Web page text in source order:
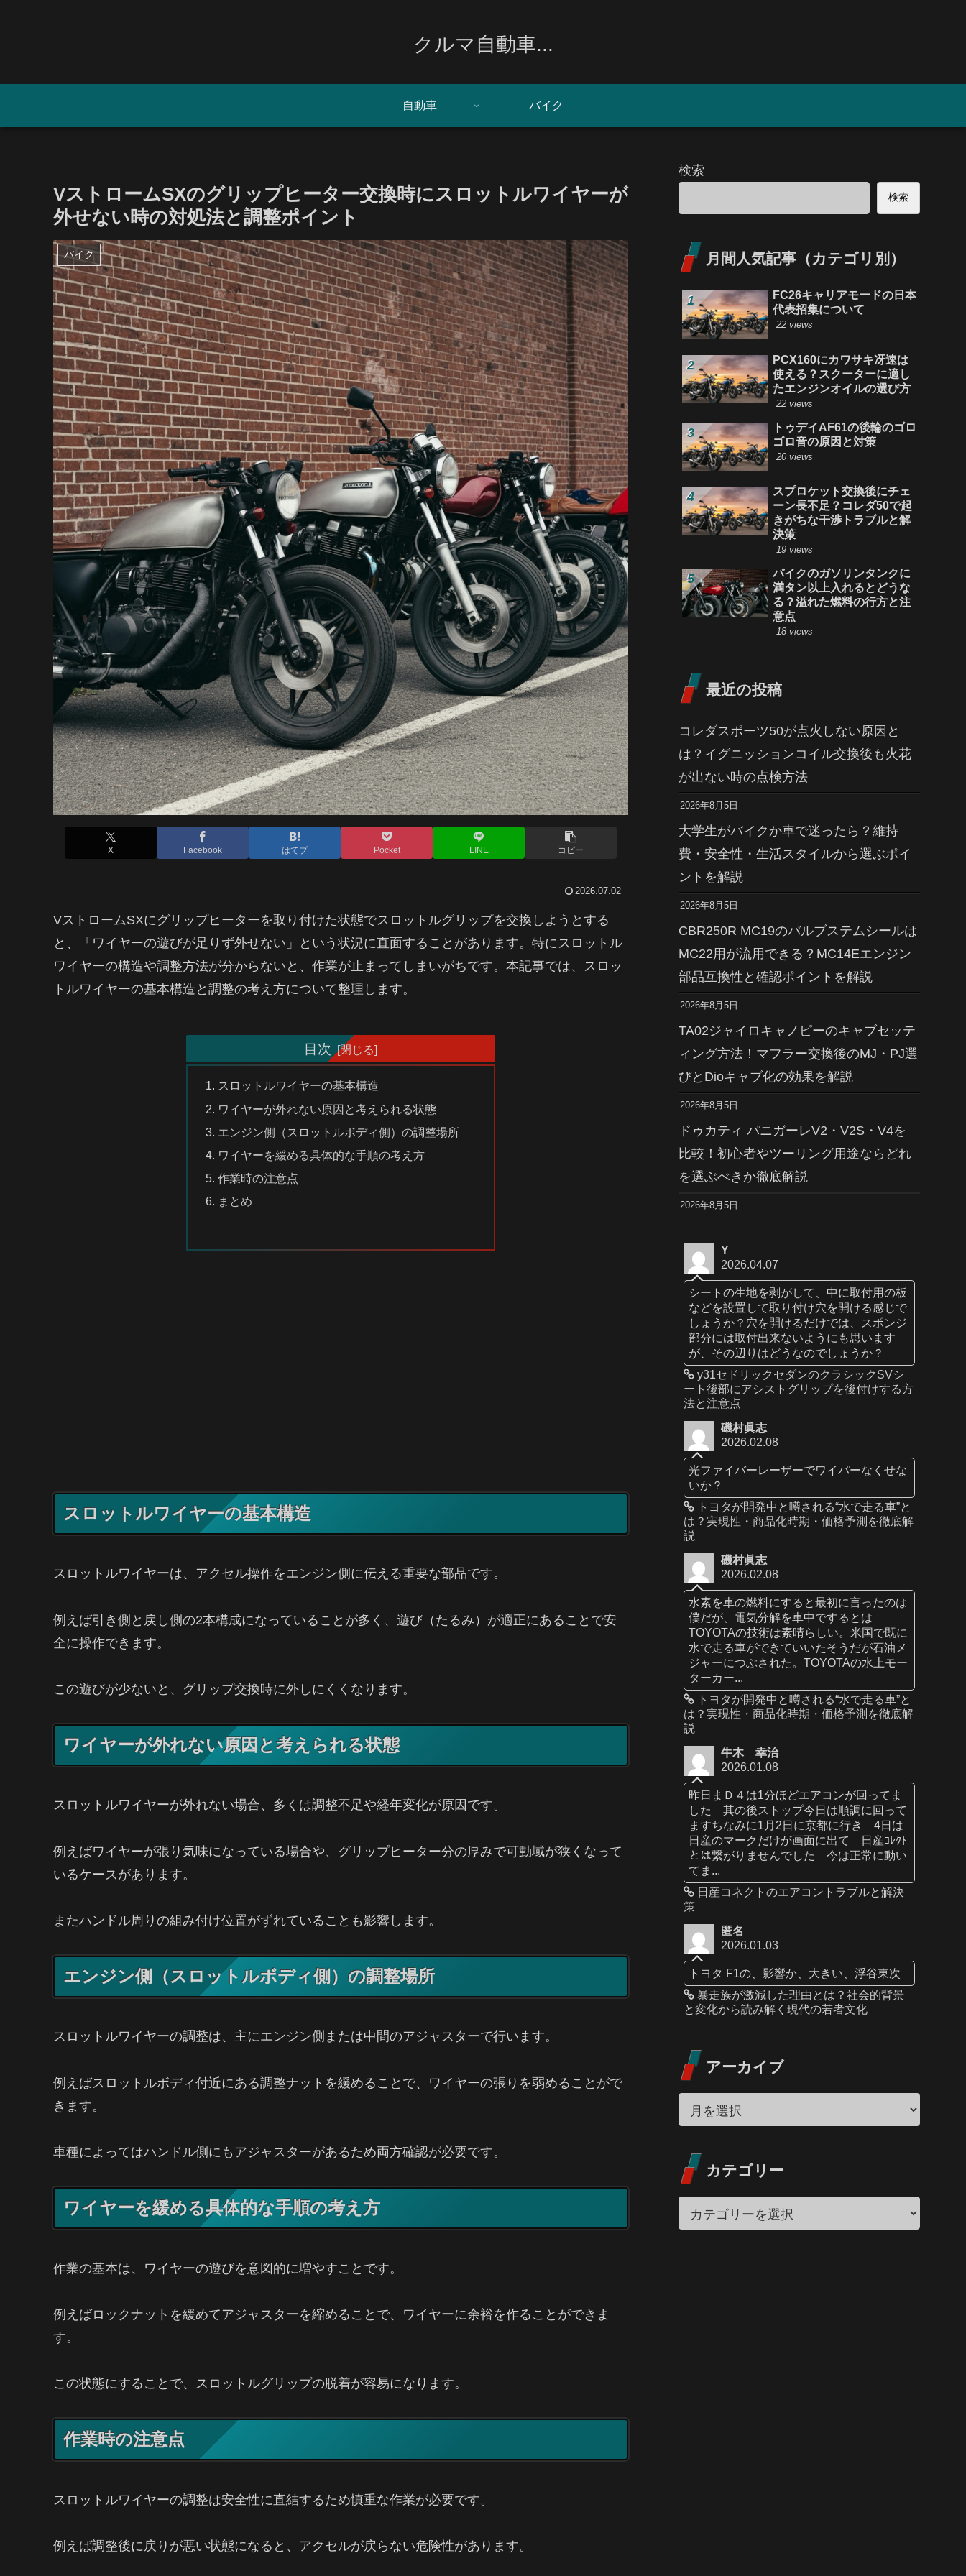
クルマ自動車...
自動車 バイク
VストロームSXのグリップヒーター交換時にスロットルワイヤーが
外せない時の対処法と調整ポイント
バイク
X Facebook はてブ Pocket LINE コピー
2026.07.02
VストロームSXにグリップヒーターを取り付けた状態でスロットルグリップを交換しようとする
と、「ワイヤーの遊びが足りず外せない」という状況に直面することがあります。特にスロットル
ワイヤーの構造や調整方法が分からないと、作業が止まってしまいがちです。本記事では、スロッ
トルワイヤーの基本構造と調整の考え方について整理します。
目次
スロットルワイヤーの基本構造
ワイヤーが外れない原因と考えられる状態
エンジン側（スロットルボディ側）の調整場所
ワイヤーを緩める具体的な手順の考え方
作業時の注意点
まとめ
スロットルワイヤーの基本構造
スロットルワイヤーは、アクセル操作をエンジン側に伝える重要な部品です。
例えば引き側と戻し側の2本構成になっていることが多く、遊び（たるみ）が適正にあることで安
全に操作できます。
この遊びが少ないと、グリップ交換時に外しにくくなります。
ワイヤーが外れない原因と考えられる状態
スロットルワイヤーが外れない場合、多くは調整不足や経年変化が原因です。
例えばワイヤーが張り気味になっている場合や、グリップヒーター分の厚みで可動域が狭くなって
いるケースがあります。
またハンドル周りの組み付け位置がずれていることも影響します。
エンジン側（スロットルボディ側）の調整場所
スロットルワイヤーの調整は、主にエンジン側または中間のアジャスターで行います。
例えばスロットルボディ付近にある調整ナットを緩めることで、ワイヤーの張りを弱めることがで
きます。
車種によってはハンドル側にもアジャスターがあるため両方確認が必要です。
ワイヤーを緩める具体的な手順の考え方
作業の基本は、ワイヤーの遊びを意図的に増やすことです。
例えばロックナットを緩めてアジャスターを縮めることで、ワイヤーに余裕を作ることができま
す。
この状態にすることで、スロットルグリップの脱着が容易になります。
作業時の注意点
スロットルワイヤーの調整は安全性に直結するため慎重な作業が必要です。
例えば調整後に戻りが悪い状態になると、アクセルが戻らない危険性があります。
検索
検索
月間人気記事（カテゴリ別）
FC26キャリアモードの日本
代表招集について
22 views
PCX160にカワサキ冴速は
使える？スクーターに適し
たエンジンオイルの選び方
22 views
トゥデイAF61の後輪のゴロ
ゴロ音の原因と対策
20 views
スプロケット交換後にチェ
ーン長不足？コレダ50で起
きがちな干渉トラブルと解
決策
19 views
バイクのガソリンタンクに
満タン以上入れるとどうな
る？溢れた燃料の行方と注
意点
18 views
最近の投稿
コレダスポーツ50が点火しない原因と
は？イグニッションコイル交換後も火花
が出ない時の点検方法
2026年8月5日
大学生がバイクか車で迷ったら？維持
費・安全性・生活スタイルから選ぶポイ
ントを解説
2026年8月5日
CBR250R MC19のバルブステムシールは
MC22用が流用できる？MC14Eエンジン
部品互換性と確認ポイントを解説
2026年8月5日
TA02ジャイロキャノピーのキャブセッテ
ィング方法！マフラー交換後のMJ・PJ選
びとDioキャブ化の効果を解説
2026年8月5日
ドゥカティ パニガーレV2・V2S・V4を
比較！初心者やツーリング用途ならどれ
を選ぶべきか徹底解説
2026年8月5日
Y
2026.04.07
シートの生地を剥がして、中に取付用の板
などを設置して取り付け穴を開ける感じで
しょうか？穴を開けるだけでは、スポンジ
部分には取付出来ないようにも思います
が、その辺りはどうなのでしょうか？
y31セドリックセダンのクラシックSVシ
ート後部にアシストグリップを後付けする方
法と注意点
磯村眞志
2026.02.08
光ファイバーレーザーでワイパーなくせな
いか？
トヨタが開発中と噂される“水で走る車”と
は？実現性・商品化時期・価格予測を徹底解
説
磯村眞志
2026.02.08
水素を車の燃料にすると最初に言ったのは
僕だが、電気分解を車中でするとは
TOYOTAの技術は素晴らしい。米国で既に
水で走る車ができていいたそうだが石油メ
ジャーにつぶされた。TOYOTAの水上モー
ターカー...
トヨタが開発中と噂される“水で走る車”と
は？実現性・商品化時期・価格予測を徹底解
説
牛木 幸治
2026.01.08
昨日まＤ４は1分ほどエアコンが回ってま
した 其の後ストップ今日は順調に回って
ますちなみに1月2日に京都に行き 4日は
日産のマークだけが画面に出て 日産ｺﾚｸﾄ
とは繋がりませんでした 今は正常に動い
てま...
日産コネクトのエアコントラブルと解決
策
匿名
2026.01.03
トヨタ F1の、影響か、大きい、浮谷東次
暴走族が激減した理由とは？社会的背景
と変化から読み解く現代の若者文化
アーカイブ
カテゴリー